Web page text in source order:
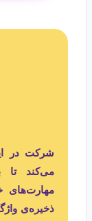
شرکت در
می‌کند تا
مهارت‌های
ذخیره‌ی